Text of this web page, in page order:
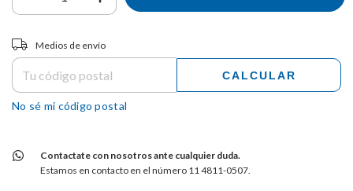
Entregas para el CP:
Medios de envío
CALCULAR
No sé mi código postal
Contactate con nosotros ante cualquier duda.
Estamos en contacto en el número 11 4811-0507.